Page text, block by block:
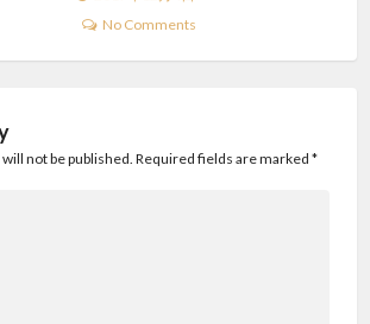
not be published. Required fields are marked *